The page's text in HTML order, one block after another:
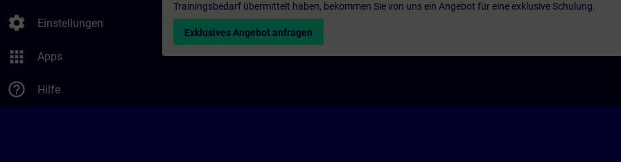
settings Einstellungen
apps Apps
help_outline Hilfe
Trainingsbedarf übermittelt haben, bekommen Sie von uns ein Angebot für eine exklusive Schulung.
Exklusives Angebot anfragen